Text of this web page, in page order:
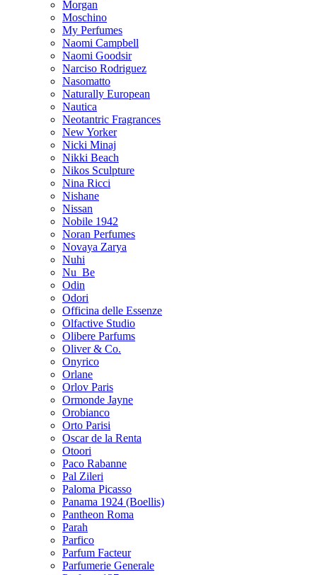
Morgan
Moschino
My Perfumes
Naomi Campbell
Naomi Goodsir
Narciso Rodriguez
Nasomatto
Naturally European
Nautica
Neotantric Fragrances
New Yorker
Nicki Minaj
Nikki Beach
Nikos Sculpture
Nina Ricci
Nishane
Nissan
Nobile 1942
Noran Perfumes
Novaya Zarya
Nuhi
Nu_Be
Odin
Odori
Officina delle Essenze
Olfactive Studio
Olibere Parfums
Oliver & Co.
Onyrico
Orlane
Orlov Paris
Ormonde Jayne
Orobianco
Orto Parisi
Oscar de la Renta
Otoori
Paco Rabanne
Pal Zileri
Paloma Picasso
Panama 1924 (Boellis)
Pantheon Roma
Parah
Parfico
Parfum Facteur
Parfumerie Generale